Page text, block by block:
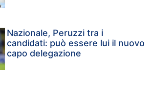
Nazionale, Peruzzi tra i
candidati: può essere lui il nuovo
capo delegazione